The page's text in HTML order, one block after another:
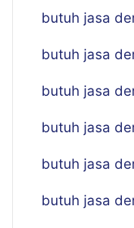
butuh jasa
butuh jasa
butuh jasa
butuh jasa
butuh jasa
butuh jasa